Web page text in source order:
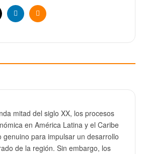
LinkedinEmail
mitad del siglo XX, los procesos
en América Latina y el Caribe
genuino para impulsar un desarrollo
de la región. Sin embargo, los